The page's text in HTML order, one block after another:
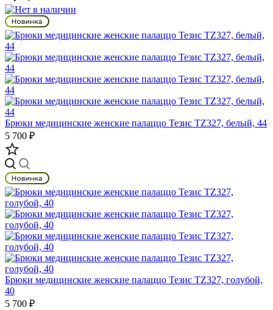
Брюки медицинские женские палаццо Тезис TZ327, белый, 44
5 700 ₽
Брюки медицинские женские палаццо Тезис TZ327, голубой,
40
5 700 ₽